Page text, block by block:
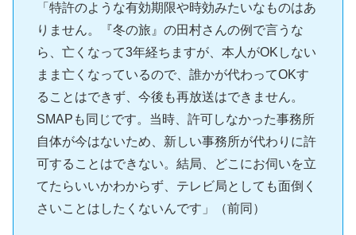
「特許のような有効期限や時効みたいなものはあ
りません。『冬の旅』の田村さんの例で言うな
ら、亡くなって3年経ちますが、本人がOKしない
まま亡くなっているので、誰かが代わってOKす
ることはできず、今後も再放送はできません。
SMAPも同じです。当時、許可しなかった事務所
自体が今はないため、新しい事務所が代わりに許
可することはできない。結局、どこにお伺いを立
てたらいいかわからず、テレビ局としても面倒く
さいことはしたくないんです」（前同）